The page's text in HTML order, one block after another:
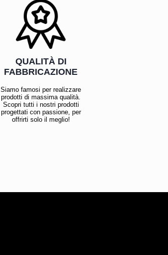
QUALITÀ DI
FABBRICAZIONE
Siamo famosi per realizzare
prodotti di massima qualità.
Scopri tutti i nostri prodotti
progettati con passione, per
offrirti solo il meglio!